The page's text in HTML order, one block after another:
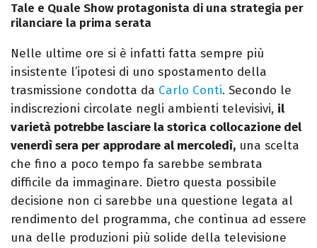
Tale e Quale Show protagonista di una strategia per
rilanciare la prima serata
Nelle ultime ore si è infatti fatta sempre più
insistente l’ipotesi di uno spostamento della
trasmissione condotta da Carlo Conti. Secondo le
indiscrezioni circolate negli ambienti televisivi, il
varietà potrebbe lasciare la storica collocazione del
venerdì sera per approdare al mercoledì, una scelta
che fino a poco tempo fa sarebbe sembrata
difficile da immaginare. Dietro questa possibile
decisione non ci sarebbe una questione legata al
rendimento del programma, che continua ad essere
una delle produzioni più solide della televisione